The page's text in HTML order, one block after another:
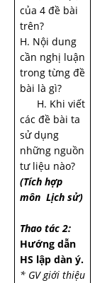
của 4 đề bài
trên?
H. Nội dung
cần nghị luận
trong từng đề
bài là gì?
H. Khi viết
các đề bài ta
sử dụng
những nguồn
tư liệu nào?
(Tích hợp
môn Lịch sử)
Thao tác 2:
Hướng dẫn
HS lập dàn ý.
* GV giới thiệu